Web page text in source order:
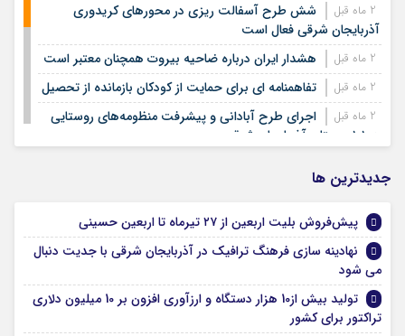
شش طرح آسفالت ریزی در محورهای کریدوری
آذربایجان شرقی فعال است
هشدار ایران درباره ضاحیه بیروت همچنان معتبر است
تفاهمنامه ای برای حمایت از کودکان بازمانده از تحصیل
اجرای طرح آبادانی و پیشرفت منظومه‌های روستایی
تخریب شده آذربایجان شرقی
2 ماه قبل
تولید نزدیک به شش درصد شیر کشور در آذربایجان
شرقی
جديدترين ها
پیش‌فروش بلیت اربعین از ۲۷ تیرماه تا اربعین حسینی
نهادینه سازی فرهنگ ترافیک در آذربایجان شرقی با جدیت دنبال
می شود
تولید بیش از10 هزار دستگاه و ارزآوری افزون بر 10 میلیون دلاری
تراکتور برای کشور